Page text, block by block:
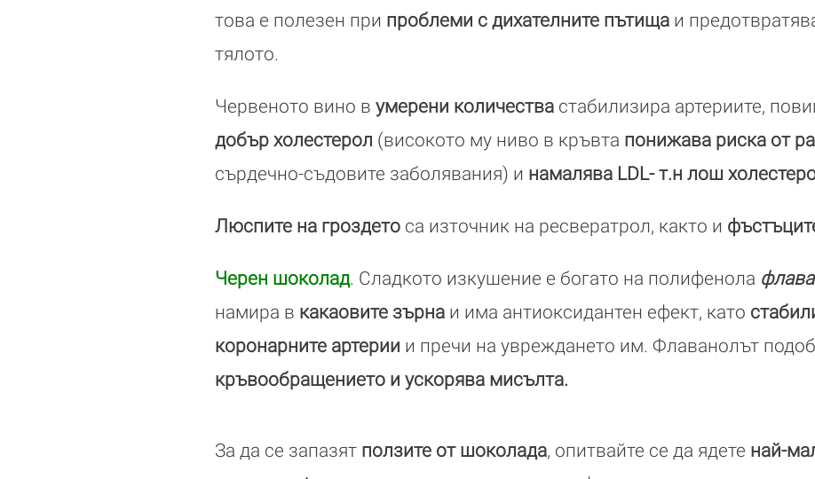
това е полезен при проблеми с дихателните пътища и
тялото.
Червеното вино в умерени количества стабилизира артериите,
добър холестерол (високото му ниво в кръвта понижава риска от
сърдечно-съдовите заболявания) и намалява LDL- т.н лош
Люспите на гроздето са източник на ресвератрол, както и
Черен шоколад. Сладкото изкушение е богато на полифенола
намира в какаовите зърна и има антиоксидантен ефект, като
коронарните артерии и пречи на увреждането им. Флаванолът
кръвообращението и ускорява мисълта.
За да се запазят ползите от шоколада, опитвайте се да ядете най-